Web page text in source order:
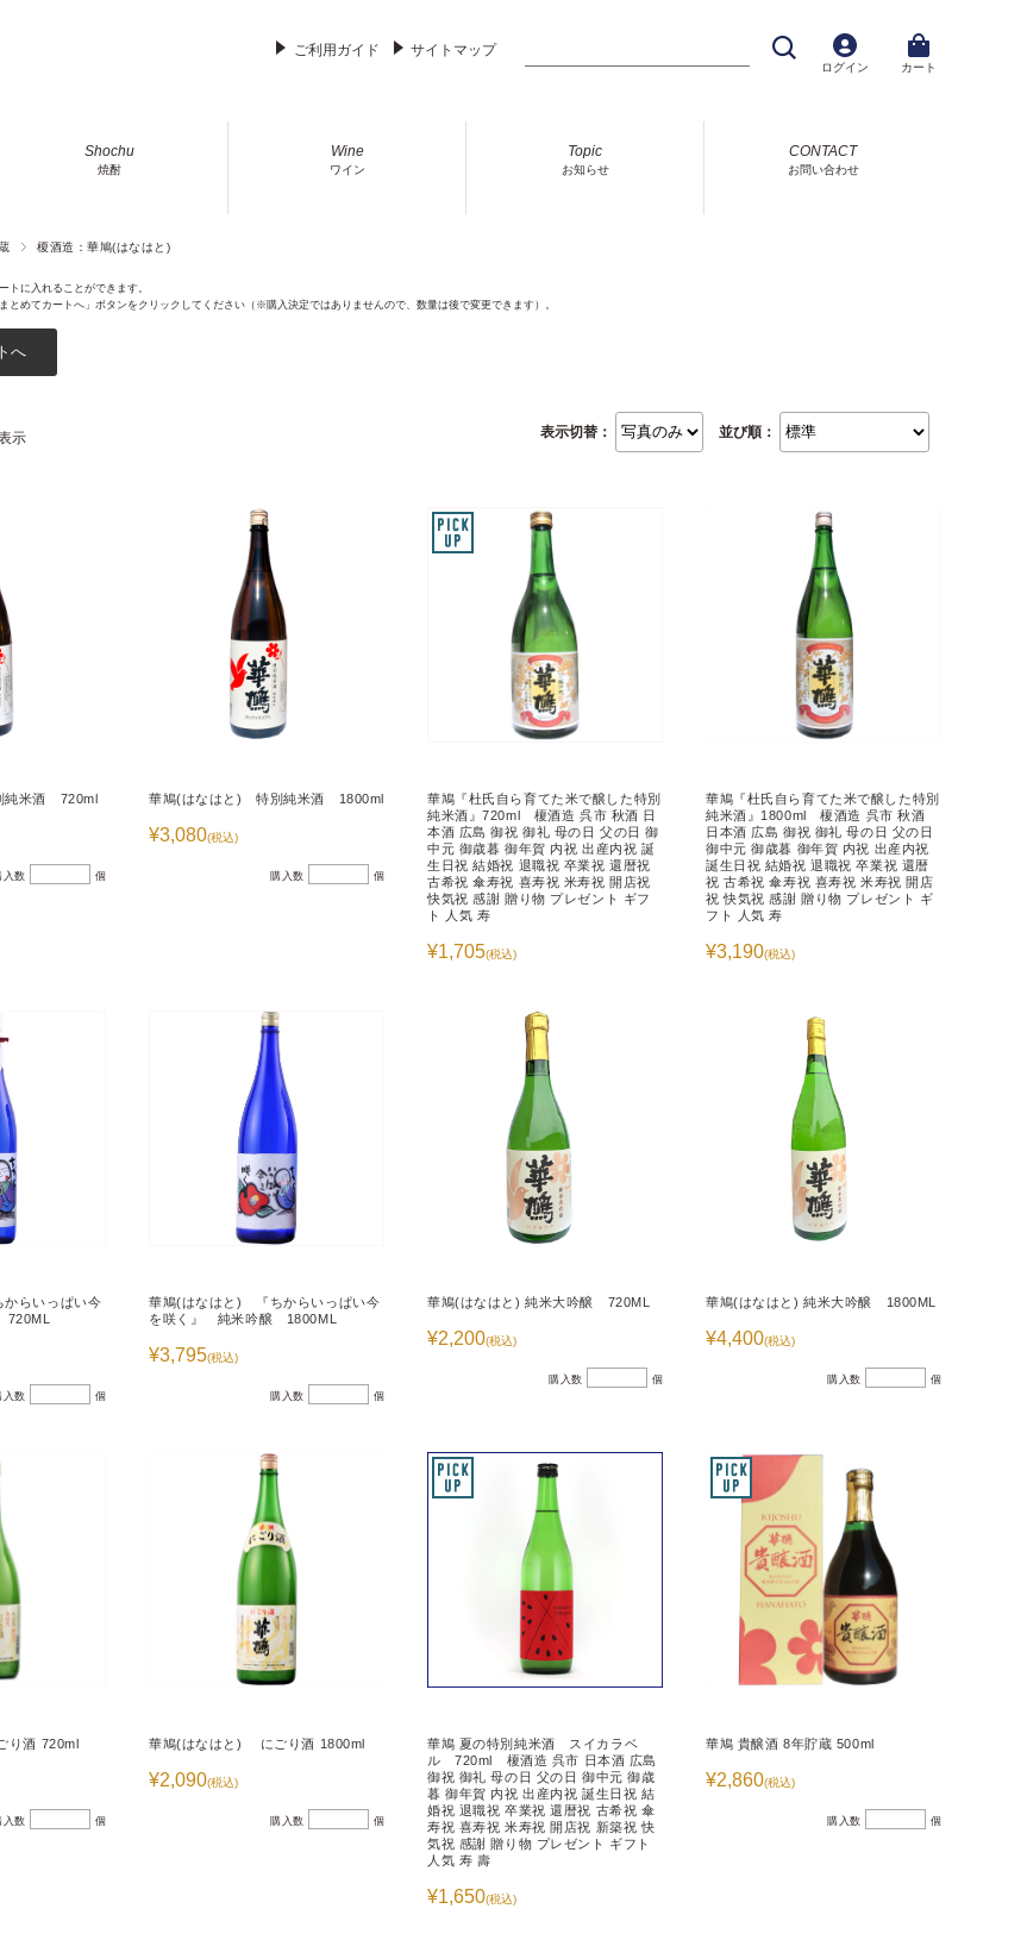
ご利用ガイド サイトマップ
ログイン カート
Shochu
焼酎
Wine
ワイン
Topic
お知らせ
CONTACT
お問い合わせ
榎酒造：華鳩(はなはと)
トに入れることができます。
とめてカートへ」ボタンをクリックしてください（※購入決定ではありませんので、数量は後で変更できます）。
表示切替： 並び順：
示
純米酒 720ml
入数 個
華鳩(はなはと) 特別純米酒 1800ml
¥3,080(税込)
購入数 個
華鳩『杜氏自ら育てた米で醸した特別
純米酒』720ml 榎酒造 呉市 秋酒 日
本酒 広島 御祝 御礼 母の日 父の日 御
中元 御歳暮 御年賀 内祝 出産内祝 誕
生日祝 結婚祝 退職祝 卒業祝 還暦祝
古希祝 傘寿祝 喜寿祝 米寿祝 開店祝
快気祝 感謝 贈り物 プレゼント ギフ
ト 人気 寿
¥1,705(税込)
華鳩『杜氏自ら育てた米で醸した特別
純米酒』1800ml 榎酒造 呉市 秋酒
日本酒 広島 御祝 御礼 母の日 父の日
御中元 御歳暮 御年賀 内祝 出産内祝
誕生日祝 結婚祝 退職祝 卒業祝 還暦
祝 古希祝 傘寿祝 喜寿祝 米寿祝 開店
祝 快気祝 感謝 贈り物 プレゼント ギ
フト 人気 寿
¥3,190(税込)
らいっぱい今
入数 個
華鳩(はなはと) 『ちからいっぱい今
を咲く』 純米吟醸 1800ML
¥3,795(税込)
購入数 個
華鳩(はなはと) 純米大吟醸 720ML
¥2,200(税込)
購入数 個
華鳩(はなはと) 純米大吟醸 1800ML
¥4,400(税込)
購入数 個
酒 720ml
入数 個
華鳩(はなはと) にごり酒 1800ml
¥2,090(税込)
購入数 個
華鳩 夏の特別純米酒 スイカラベ
ル 720ml 榎酒造 呉市 日本酒 広島
御祝 御礼 母の日 父の日 御中元 御歳
暮 御年賀 内祝 出産内祝 誕生日祝 結
婚祝 退職祝 卒業祝 還暦祝 古希祝 傘
寿祝 喜寿祝 米寿祝 開店祝 新築祝 快
気祝 感謝 贈り物 プレゼント ギフト
人気 寿 壽
¥1,650(税込)
華鳩 貴醸酒 8年貯蔵 500ml
¥2,860(税込)
購入数 個